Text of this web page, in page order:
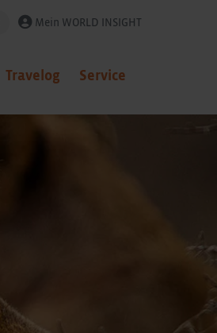
Mein WORLD INSIGHT
Travelog Service